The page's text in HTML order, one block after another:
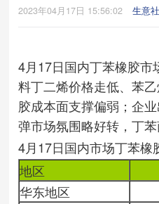
2023年04月17日 15:56:02 生意社
4月17日国内丁苯橡胶
料丁二烯价格走低、苯
胶成本面支撑偏弱；企
弹市场氛围略好转，丁苯
4月17日国内市场丁苯橡
地区
华东地区